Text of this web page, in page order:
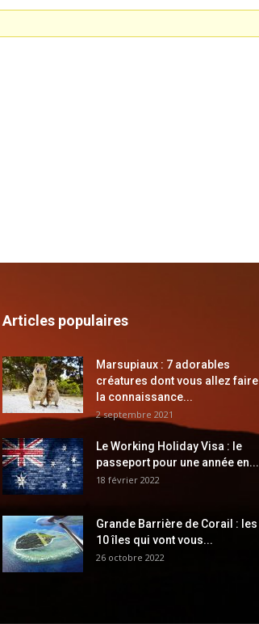
Articles populaires
Marsupiaux : 7 adorables
créatures dont vous allez faire
la connaissance...
2 septembre 2021
Le Working Holiday Visa : le
passeport pour une année en...
18 février 2022
Grande Barrière de Corail : les
10 îles qui vont vous...
26 octobre 2022